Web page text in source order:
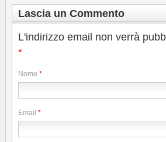
Lascia un Commento
L'indirizzo email non verrà
*
Nome *
Email *